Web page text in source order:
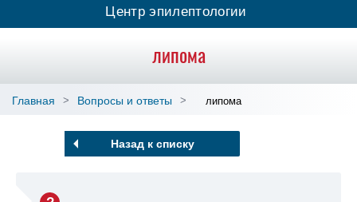
Центр эпилептологии
липома
Главная Вопросы и ответы липома
Назад к списку